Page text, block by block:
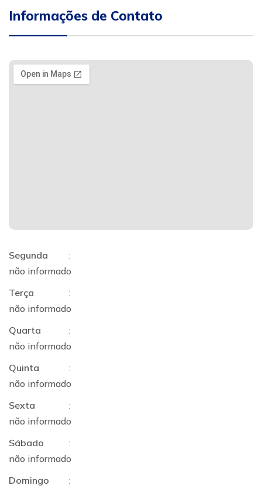
Informações de Contato
Segunda
:
não informado
Terça
:
não informado
Quarta
:
não informado
Quinta
:
não informado
Sexta
:
não informado
Sábado
:
não informado
Domingo
: